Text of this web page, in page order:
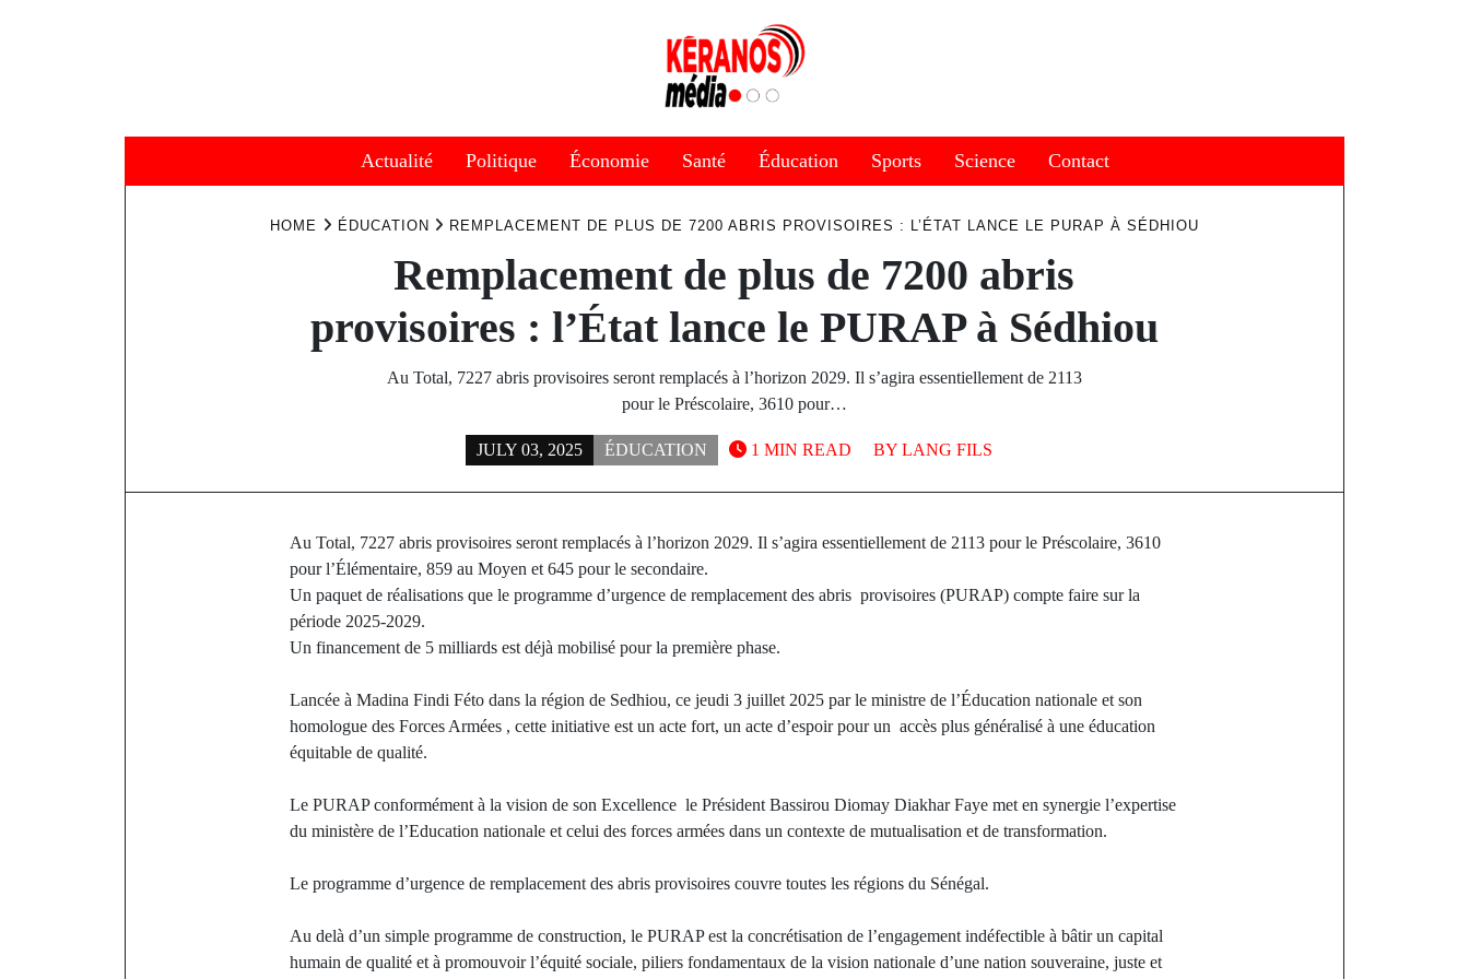
Actualité Politique Économie Santé Éducation Sports Science Contact
HOME ÉDUCATION REMPLACEMENT DE PLUS DE 7200 ABRIS PROVISOIRES : L’ÉTAT LANCE LE PURAP À SÉDHIOU
Remplacement de plus de 7200 abris
provisoires : l’État lance le PURAP à Sédhiou
Au Total, 7227 abris provisoires seront remplacés à l’horizon 2029. Il s’agira essentiellement de 2113
pour le Préscolaire, 3610 pour…
JULY 03, 2025 ÉDUCATION BY LANG FILS
1 MIN READ
Au Total, 7227 abris provisoires seront remplacés à l’horizon 2029. Il s’agira essentiellement de 2113 pour le Préscolaire, 3610
pour l’Élémentaire, 859 au Moyen et 645 pour le secondaire.
Un paquet de réalisations que le programme d’urgence de remplacement des abris provisoires (PURAP) compte faire sur la
période 2025-2029.
Un financement de 5 milliards est déjà mobilisé pour la première phase.
Lancée à Madina Findi Féto dans la région de Sedhiou, ce jeudi 3 juillet 2025 par le ministre de l’Éducation nationale et son
homologue des Forces Armées , cette initiative est un acte fort, un acte d’espoir pour un accès plus généralisé à une éducation
équitable de qualité.
Le PURAP conformément à la vision de son Excellence le Président Bassirou Diomay Diakhar Faye met en synergie l’expertise
du ministère de l’Education nationale et celui des forces armées dans un contexte de mutualisation et de transformation.
Le programme d’urgence de remplacement des abris provisoires couvre toutes les régions du Sénégal.
Au delà d’un simple programme de construction, le PURAP est la concrétisation de l’engagement indéfectible à bâtir un capital
humain de qualité et à promouvoir l’équité sociale, piliers fondamentaux de la vision nationale d’une nation souveraine, juste et